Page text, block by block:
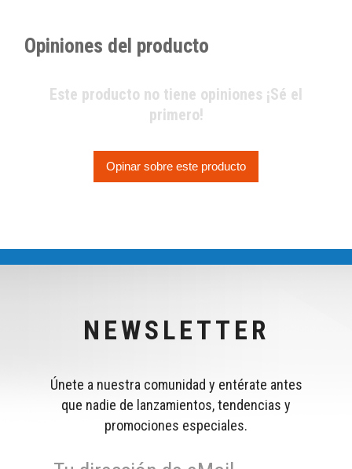
Opiniones del producto
Este producto no tiene opiniones ¡Sé el
primero!
Opinar sobre este producto
NEWSLETTER
Únete a nuestra comunidad y entérate antes
que nadie de lanzamientos, tendencias y
promociones especiales.